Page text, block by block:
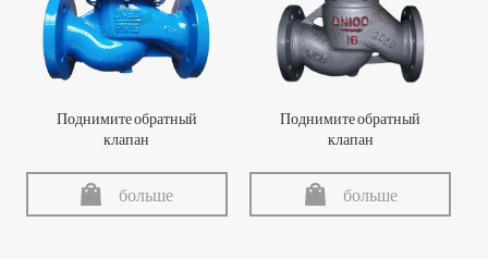
Поднимите обратный
клапан
больше
Поднимите обратный
клапан
больше